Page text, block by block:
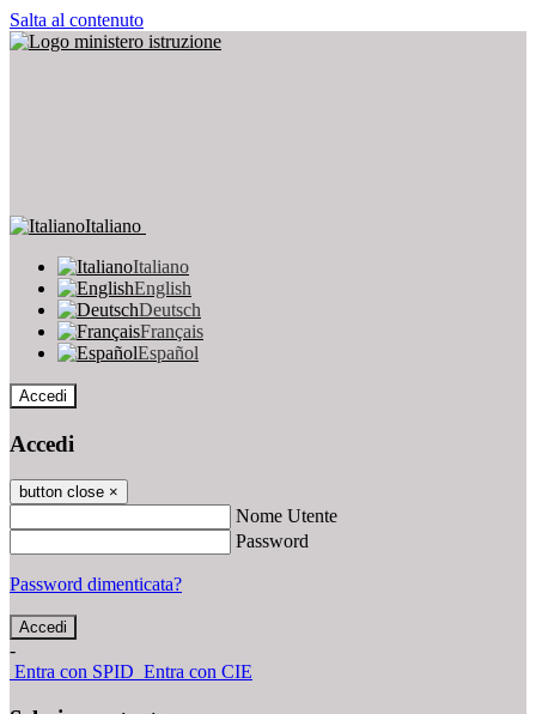
Salta al contenuto
Italiano
Italiano
English
Deutsch
Français
Español
Accedi
Accedi
button close ×
Nome Utente
Password
Password dimenticata?
-
Entra con SPID Entra con CIE